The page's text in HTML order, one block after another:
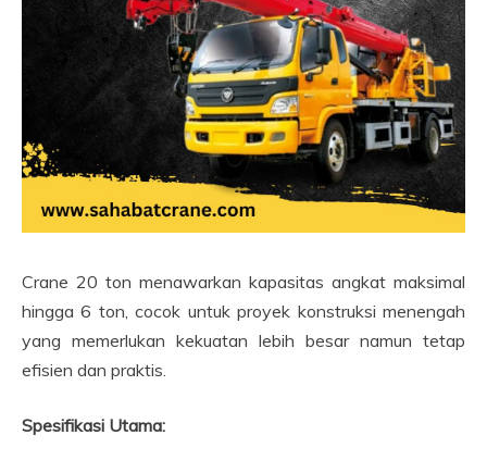
Crane 20 ton menawarkan kapasitas angkat maksimal
hingga 6 ton, cocok untuk proyek konstruksi menengah
yang memerlukan kekuatan lebih besar namun tetap
efisien dan praktis.
Spesifikasi Utama: